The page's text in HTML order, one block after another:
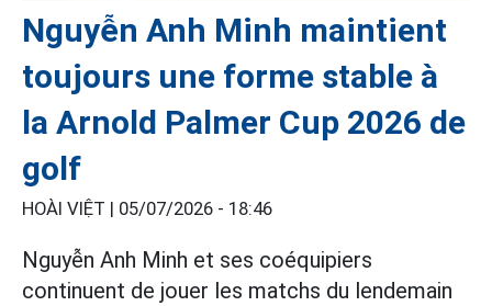
Nguyễn Anh Minh maintient
toujours une forme stable à
la Arnold Palmer Cup 2026 de
golf
HOÀI VIỆT | 05/07/2026 - 18:46
Nguyễn Anh Minh et ses coéquipiers
continuent de jouer les matchs du lendemain